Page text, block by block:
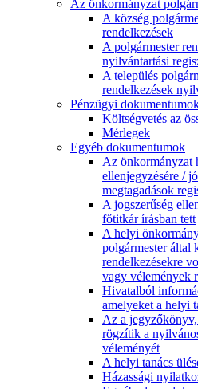
Az önkormányzat
A község
rendelkezések
A polgármester
nyilvántartási
A település
rendelkezések
Pénzügyi
Költségvetés az
Mérlegek
Egyéb dokumentumok
Az önkormányzat
ellenjegyzésére /
megtagadások
A jogszerűség
főtitkár írásban tett
A helyi
polgármester által
rendelkezésekre
vagy vélemények
Hivatalból
amelyeket a helyi
Az a
rögzítik a
véleményét
A helyi tanács
Házassági